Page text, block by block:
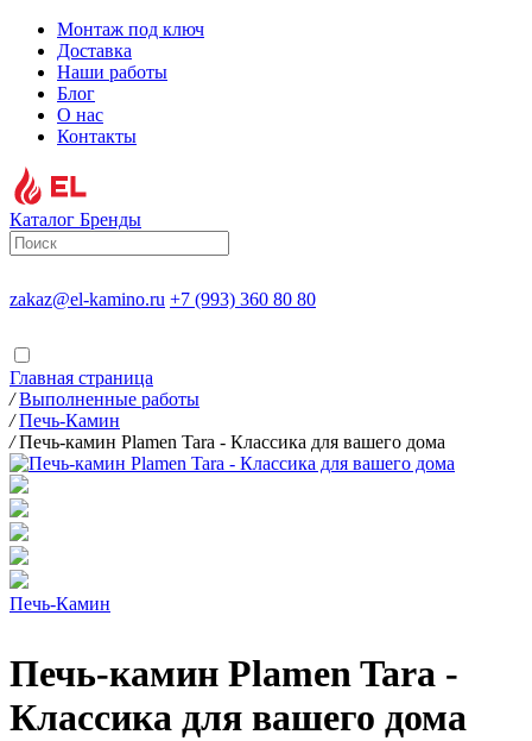
Монтаж под ключ
Доставка
Наши работы
Блог
О нас
Контакты
Каталог Бренды
zakaz@el-kamino.ru +7 (993) 360 80 80
Главная страница
/ Выполненные работы
/ Печь-Камин
/ Печь-камин Plamen Tara - Классика для вашего дома
Печь-камин Plamen Tara -
Классика для вашего дома
Печь-Камин